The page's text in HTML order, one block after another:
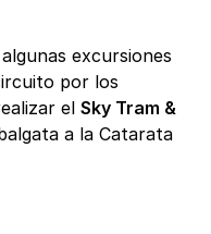
excursiones
por los
el Sky Tram &
a la Catarata